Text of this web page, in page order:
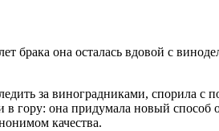
она осталась вдовой с
за виноградниками, спорила с
гору: она придумала новый способ
качества.